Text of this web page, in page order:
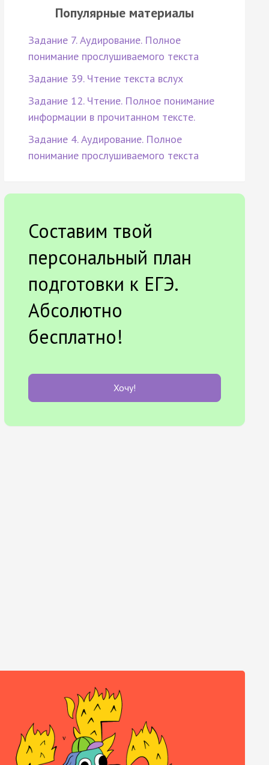
Популярные материалы
Задание 7. Аудирование. Полное
понимание прослушиваемого текста
Задание 39. Чтение текста вслух
Задание 12. Чтение. Полное понимание
информации в прочитанном тексте.
Задание 4. Аудирование. Полное
понимание прослушиваемого текста
Составим твой
персональный план
подготовки к ЕГЭ.
Абсолютно
бесплатно!
Хочу!